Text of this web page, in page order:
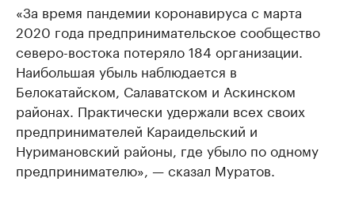
«За время пандемии коронавируса с марта
2020 года предпринимательское сообщество
северо-востока потеряло 184 организации.
Наибольшая убыль наблюдается в
Белокатайском, Салаватском и Аскинском
районах. Практически удержали всех своих
предпринимателей Караидельский и
Нуримановский районы, где убыло по одному
предпринимателю», — сказал Муратов.